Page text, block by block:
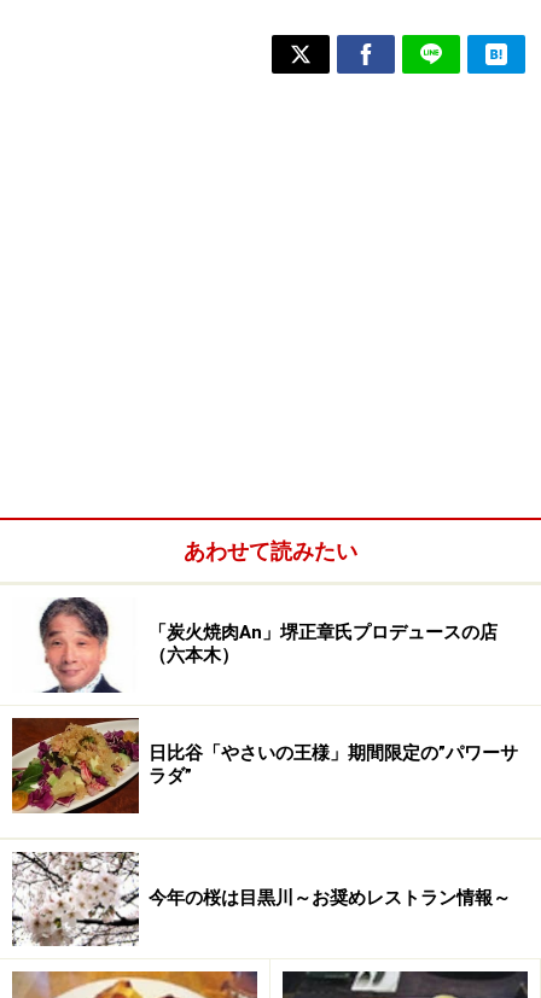
あわせて読みたい
「炭火焼肉An」堺正章氏プロデュースの店
（六本木）
日比谷「やさいの王様」期間限定の”パワーサ
ラダ”
今年の桜は目黒川～お奨めレストラン情報～